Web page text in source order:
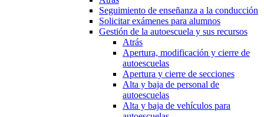
Seguimiento de enseñanza a la conducción
Solicitar exámenes para alumnos
Gestión de la autoescuela y sus recursos
Atrás
Apertura, modificación y cierre de
autoescuelas
Apertura y cierre de secciones
Alta y baja de personal de
autoescuelas
Alta y baja de vehículos para